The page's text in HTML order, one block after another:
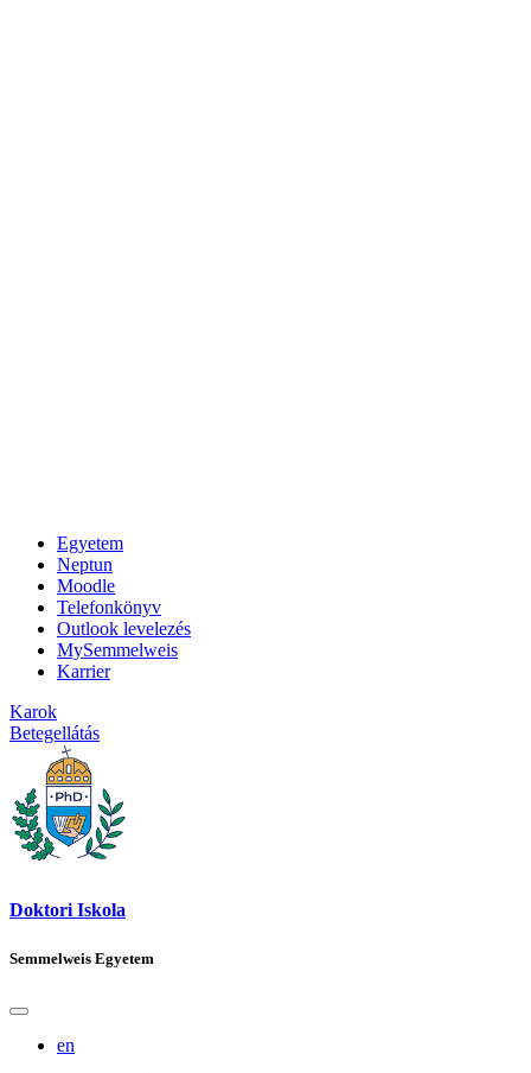
Egyetem
Neptun
Moodle
Telefonkönyv
Outlook levelezés
MySemmelweis
Karrier
Karok
Betegellátás
Doktori Iskola
Semmelweis Egyetem
en